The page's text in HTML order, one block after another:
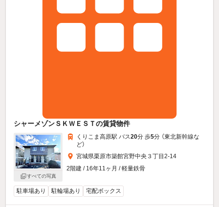
シャーメゾンＳＫＷＥＳＴの賃貸物件
すべての写真
くりこま高原駅 バス20分 歩5分 （東北新幹線な
ど）
宮城県栗原市築館宮野中央３丁目2-14
2階建 / 16年11ヶ月 / 軽量鉄骨
駐車場あり 駐輪場あり 宅配ボックス